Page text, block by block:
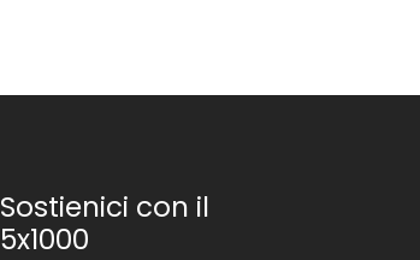
Sostienici con il
5x1000